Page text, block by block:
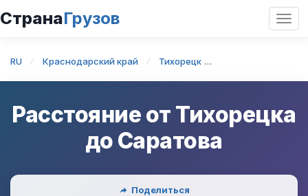
СтранаГрузов
RU Краснодарский край Тихорецк
Расстояние от Тихорецка
до Саратова
Поделиться